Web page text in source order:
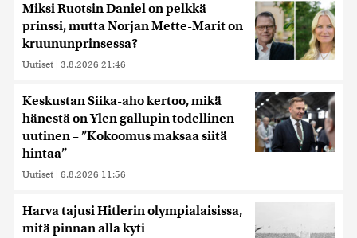
Miksi Ruotsin Daniel on pelkkä
prinssi, mutta Norjan Mette-Marit on
kruununprinsessa?
Uutiset | 3.8.2026 21:46
Keskustan Siika-aho kertoo, mikä
hänestä on Ylen gallupin todellinen
uutinen – ”Kokoomus maksaa siitä
hintaa”
Uutiset | 6.8.2026 11:56
Harva tajusi Hitlerin olympialaisissa,
mitä pinnan alla kyti